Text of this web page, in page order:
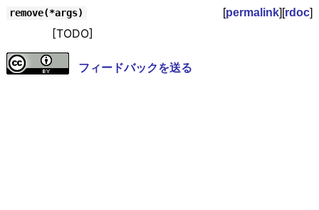
remove(*args) [permalink][rdoc]
[TODO]
フィードバックを送る